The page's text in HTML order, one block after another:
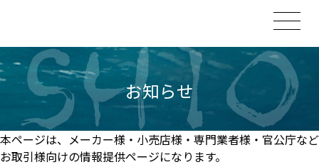
お知らせ
本ページは、メーカー様・小売店様・専門業者様・官公庁など
お取引様向けの情報提供ページになります。